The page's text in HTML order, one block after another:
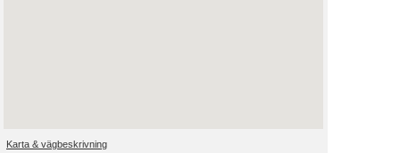
Karta & vägbeskrivning